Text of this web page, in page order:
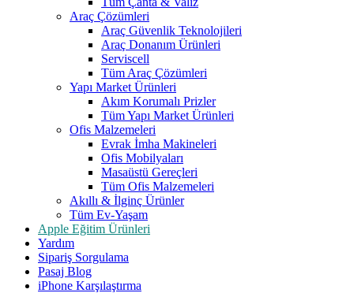
Araç Çözümleri
Araç Güvenlik Teknolojileri
Araç Donanım Ürünleri
Serviscell
Tüm Araç Çözümleri
Yapı Market Ürünleri
Akım Korumalı Prizler
Tüm Yapı Market Ürünleri
Ofis Malzemeleri
Evrak İmha Makineleri
Ofis Mobilyaları
Masaüstü Gereçleri
Tüm Ofis Malzemeleri
Akıllı & İlginç Ürünler
Tüm Ev-Yaşam
Apple Eğitim Ürünleri
Yardım
Sipariş Sorgulama
Pasaj Blog
iPhone Karşılaştırma